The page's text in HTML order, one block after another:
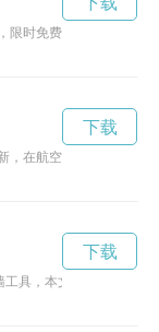
限时免费让您畅享网络
，在航空领域有着巨大
下载
具，本文将介绍如何在
下载